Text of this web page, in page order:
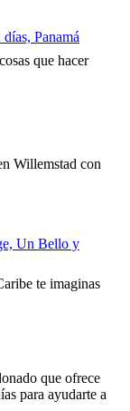
Panamá
que hacer
Willemstad con
Un Bello y
te imaginas
que ofrece
para ayudarte a